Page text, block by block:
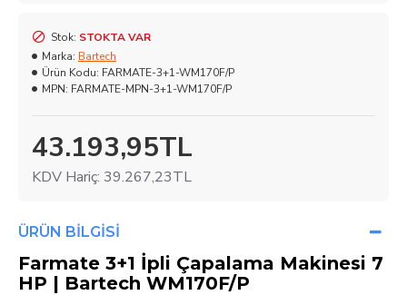
43.193,95TL
KDV Hariç: 39.267,23TL
Stok: STOKTA VAR
Marka: Bartech
Ürün Kodu: FARMATE-3+1-WM170F/P
MPN: FARMATE-MPN-3+1-WM170F/P
ÜRÜN BILGISI
Farmate 3+1 İpli Çapalama Makinesi 7
HP | Bartech WM170F/P